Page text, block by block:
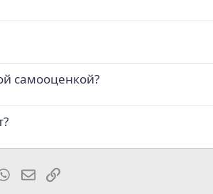
самооценкой?
WhatsAppЭлектронная почта
Ссылка